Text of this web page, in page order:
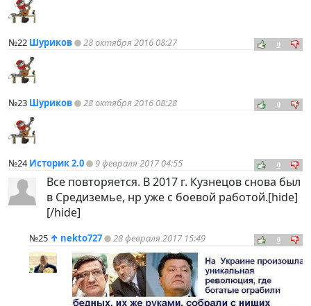
№22 Шуриков 28 октября 2016 08:27 0
№23 Шуриков 28 октября 2016 08:28 0
№24Историк 2.0 9 февраля 2017 04:55 0
Все повторяется. В 2017 г. Кузнецов снова был
в Средиземье, нр уже с боевой работой.[hide]
[/hide]
№25 ↑ nekto727 28 февраля 2017 15:49 0